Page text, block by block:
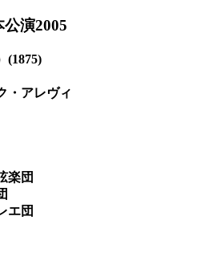
演2005
(1875)
・アレヴィ
楽団
エ団